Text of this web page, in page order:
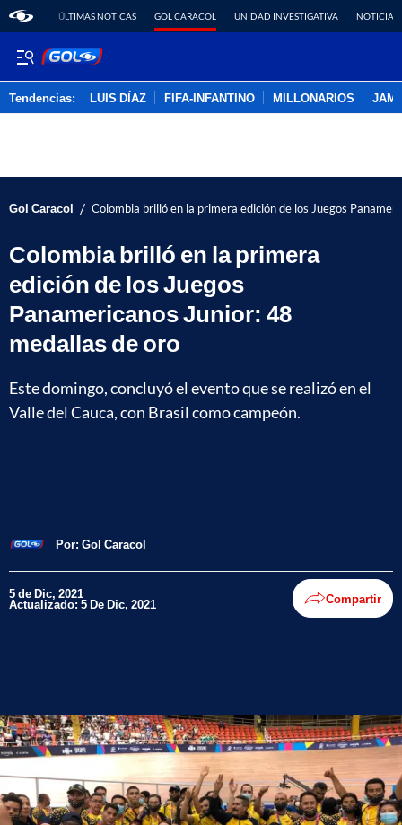
ÚLTIMAS NOTICAS GOL CARACOL UNIDAD INVESTIGATIVA NOTICIAS
Tendencias: LUIS DÍAZ FIFA-INFANTINO MILLONARIOS
Gol Caracol / Colombia brilló en la primera edición de los Juegos
Colombia brilló en la primera
edición de los Juegos
Panamericanos Junior: 48
medallas de oro
Este domingo, concluyó el evento que se realizó en el
Valle del Cauca, con Brasil como campeón.
Por: Gol Caracol
5 de Dic, 2021
Actualizado: 5 De Dic, 2021 Compartir